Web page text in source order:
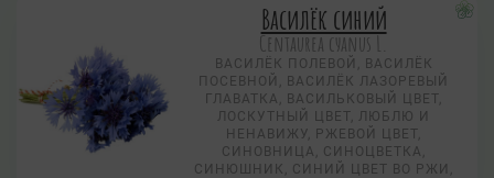
Василёк синий
Centaurea суanus L.
ВАСИЛЁК ПОЛЕВОЙ, ВАСИЛЁК
ПОСЕВНОЙ, ВАСИЛЁК ЛАЗОРЕВЫЙ
ГЛАВАТКА, ВАСИЛЬКОВЫЙ ЦВЕТ,
ЛОСКУТНЫЙ ЦВЕТ, ЛЮБЛЮ И
НЕНАВИЖУ, РЖЕВОЙ ЦВЕТ,
СИНОВНИЦА, СИНОЦВЕТКА,
СИНЮШНИК, СИНИЙ ЦВЕТ ВО РЖИ,